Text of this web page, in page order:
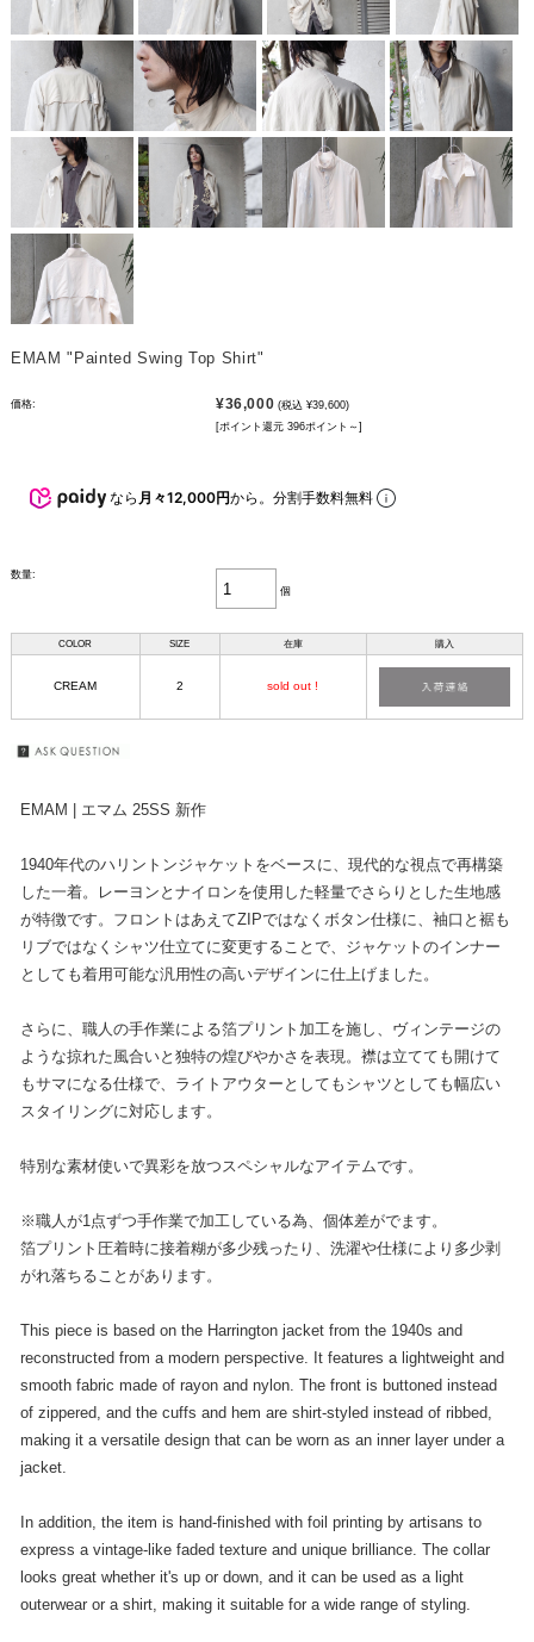
EMAM "Painted Swing Top Shirt"
価格: ¥36,000 (税込 ¥39,600)
[ポイント還元 396ポイント～]
なら 月々12,000円から。分割手数料無料
数量:
個
COLOR SIZE 在庫 購入
CREAM 2 sold out !
EMAM | エマム 25SS 新作
1940年代のハリントンジャケットをベースに、現代的な視点で再構築
した一着。レーヨンとナイロンを使用した軽量でさらりとした生地感
が特徴です。フロントはあえてZIPではなくボタン仕様に、袖口と裾も
リブではなくシャツ仕立てに変更することで、ジャケットのインナー
としても着用可能な汎用性の高いデザインに仕上げました。
さらに、職人の手作業による箔プリント加工を施し、ヴィンテージの
ような掠れた風合いと独特の煌びやかさを表現。襟は立てても開けて
もサマになる仕様で、ライトアウターとしてもシャツとしても幅広い
スタイリングに対応します。
特別な素材使いで異彩を放つスペシャルなアイテムです。
※職人が1点ずつ手作業で加工している為、個体差がでます。
箔プリント圧着時に接着糊が多少残ったり、洗濯や仕様により多少剥
がれ落ちることがあります。
This piece is based on the Harrington jacket from the 1940s and
reconstructed from a modern perspective. It features a lightweight and
smooth fabric made of rayon and nylon. The front is buttoned instead
of zippered, and the cuffs and hem are shirt-styled instead of ribbed,
making it a versatile design that can be worn as an inner layer under a
jacket.
In addition, the item is hand-finished with foil printing by artisans to
express a vintage-like faded texture and unique brilliance. The collar
looks great whether it's up or down, and it can be used as a light
outerwear or a shirt, making it suitable for a wide range of styling.